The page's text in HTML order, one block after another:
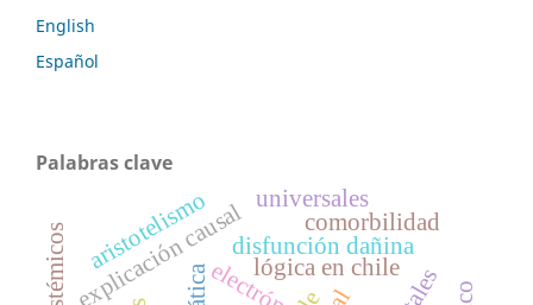
English
Español
Palabras clave
lógica en chile
explicación causaldisfunción dañina
comorbilidad
universales
aristotelismo
electrón